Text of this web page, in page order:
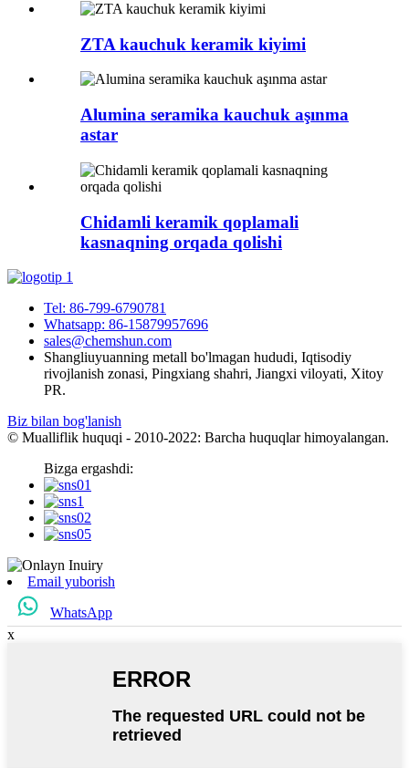
ZTA kauchuk keramik kiyimi
Alumina seramika kauchuk aşınma
astar
Chidamli keramik qoplamali
kasnaqning orqada qolishi
Tel: 86-799-6790781
Whatsapp: 86-15879957696
sales@chemshun.com
Shangliuyuanning metall bo'lmagan hududi, Iqtisodiy
rivojlanish zonasi, Pingxiang shahri, Jiangxi viloyati, Xitoy
PR.
Biz bilan bog'lanish
© Mualliflik huquqi - 2010-2022: Barcha huquqlar himoyalangan.
Bizga ergashdi:
Email yuborish
WhatsApp
x